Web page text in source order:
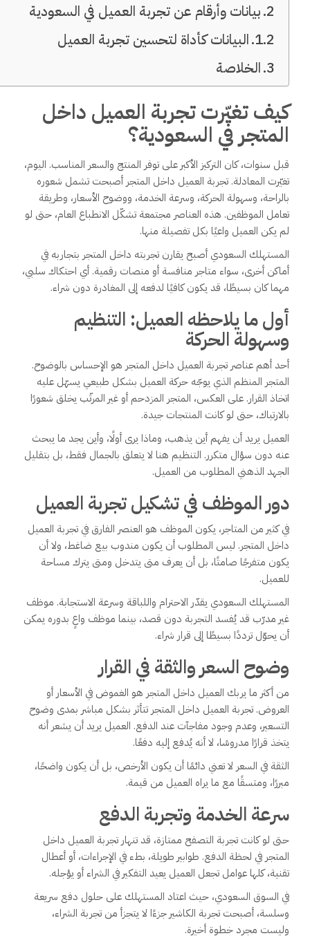
بيانات وأرقام عن تجربة العميل في السعودية
البيانات كأداة لتحسين تجربة العميل
الخلاصة
كيف تغيّرت تجربة العميل داخل
المتجر في السعودية؟
قبل سنوات، كان التركيز الأكبر على توفر المنتج والسعر المناسب. اليوم،
تغيّرت المعادلة. تجربة العميل داخل المتجر أصبحت تشمل شعوره
بالراحة، وسهولة الحركة، وسرعة الخدمة، ووضوح الأسعار، وطريقة
تعامل الموظفين. هذه العناصر مجتمعة تشكّل الانطباع العام، حتى لو
لم يكن العميل واعيًا بكل تفصيلة منها.
المستهلك السعودي أصبح يقارن تجربته داخل المتجر بتجاربه في
أماكن أخرى، سواء متاجر منافسة أو منصات رقمية. أي احتكاك سلبي،
مهما كان بسيطًا، قد يكون كافيًا لدفعه إلى المغادرة دون شراء.
أول ما يلاحظه العميل: التنظيم
وسهولة الحركة
أحد أهم عناصر تجربة العميل داخل المتجر هو الإحساس بالوضوح.
المتجر المنظم الذي يوجّه حركة العميل بشكل طبيعي يسهّل عليه
اتخاذ القرار. على العكس، المتجر المزدحم أو غير المرتّب يخلق شعورًا
بالارتباك، حتى لو كانت المنتجات جيدة.
العميل يريد أن يفهم أين يذهب، وماذا يرى أولًا، وأين يجد ما يبحث
عنه دون سؤال متكرر. التنظيم هنا لا يتعلق بالجمال فقط، بل بتقليل
الجهد الذهني المطلوب من العميل.
دور الموظف في تشكيل تجربة العميل
في كثير من المتاجر، يكون الموظف هو العنصر الفارق في تجربة العميل
داخل المتجر. ليس المطلوب أن يكون مندوب بيع ضاغط، ولا أن
يكون متفرجًا صامتًا، بل أن يعرف متى يتدخل ومتى يترك مساحة
للعميل.
المستهلك السعودي يقدّر الاحترام واللباقة وسرعة الاستجابة. موظف
غير مدرّب قد يُفسد التجربة دون قصد، بينما موظف واعٍ بدوره يمكن
أن يحوّل ترددًا بسيطًا إلى قرار شراء.
وضوح السعر والثقة في القرار
من أكثر ما يربك العميل داخل المتجر هو الغموض في الأسعار أو
العروض. تجربة العميل داخل المتجر تتأثر بشكل مباشر بمدى وضوح
التسعير، وعدم وجود مفاجآت عند الدفع. العميل يريد أن يشعر أنه
يتخذ قرارًا مدروسًا، لا أنه يُدفع إليه دفعًا.
الثقة في السعر لا تعني دائمًا أن يكون الأرخص، بل أن يكون واضحًا،
مبررًا، ومتسقًا مع ما يراه العميل من قيمة.
سرعة الخدمة وتجربة الدفع
حتى لو كانت تجربة التصفح ممتازة، قد تنهار تجربة العميل داخل
المتجر في لحظة الدفع. طوابير طويلة، بطء في الإجراءات، أو أعطال
تقنية، كلها عوامل تجعل العميل يعيد التفكير في الشراء أو يؤجله.
في السوق السعودي، حيث اعتاد المستهلك على حلول دفع سريعة
وسلسة، أصبحت تجربة الكاشير جزءًا لا يتجزأ من تجربة الشراء،
وليست مجرد خطوة أخيرة.